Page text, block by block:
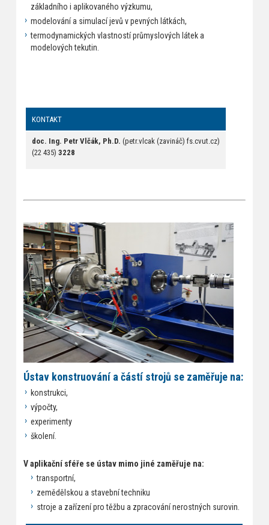
základního i aplikovaného výzkumu,
modelování a simulací jevů v pevných látkách,
termodynamických vlastností průmyslových látek a
modelových tekutin.
KONTAKT
doc. Ing. Petr Vlčák, Ph.D. (petr.vlcak (zavináč) fs.cvut.cz)
(22 435) 3228
Ústav konstruování a částí strojů se zaměřuje na:
konstrukci,
výpočty,
experimenty
školení.
V aplikační sféře se ústav mimo jiné zaměřuje na:
transportní,
zemědělskou a stavební techniku
stroje a zařízení pro těžbu a zpracování nerostných surovin.